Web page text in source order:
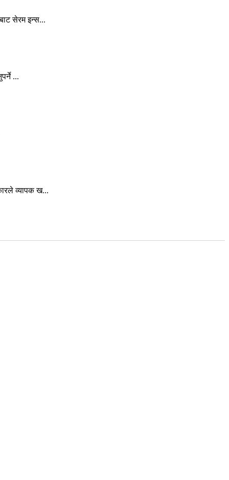
सेरम इन्स...
...
व्यापक ख...